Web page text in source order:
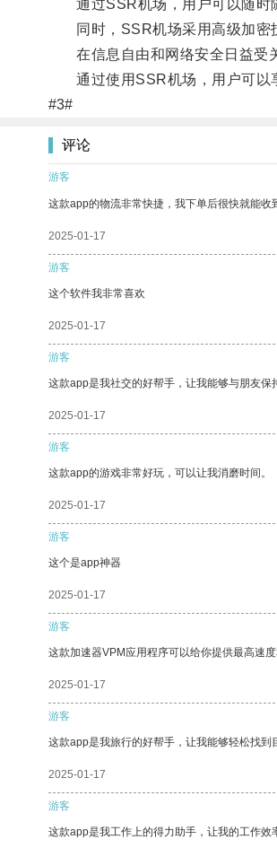
通过SSR机场，用户可以随时随
同时，SSR机场采用高级加密
在信息自由和网络安全日益受关
通过使用SSR机场，用户可以
#3#
评论
游客
这款app的物流非常快捷，我下单后很快就能收
2025-01-17
游客
这个软件我非常喜欢
2025-01-17
游客
这款app是我社交的好帮手，让我能够与朋友保
2025-01-17
游客
这款app的游戏非常好玩，可以让我消磨时间。
2025-01-17
游客
这个是app神器
2025-01-17
游客
这款加速器VPM应用程序可以给你提供最高速
2025-01-17
游客
这款app是我旅行的好帮手，让我能够轻松找到
2025-01-17
游客
这款app是我工作上的得力助手，让我的工作效